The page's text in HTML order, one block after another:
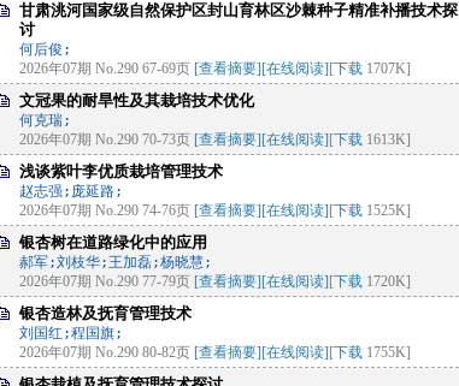
甘肃洮河国家级自然保护区封山育林区沙棘种子精准补播技术探
讨
何后俊;
2026年07期 No.290 67-69页 [查看摘要][在线阅读] [下载 1707K]
文冠果的耐旱性及其栽培技术优化
何克瑞;
2026年07期 No.290 70-73页 [查看摘要][在线阅读] [下载 1613K]
浅谈紫叶李优质栽培管理技术
赵志强;庞延路;
2026年07期 No.290 74-76页 [查看摘要][在线阅读] [下载 1525K]
银杏树在道路绿化中的应用
郝军;刘枝华;王加磊;杨晓慧;
2026年07期 No.290 77-79页 [查看摘要][在线阅读] [下载 1720K]
银杏造林及抚育管理技术
刘国红;程国旗;
2026年07期 No.290 80-82页 [查看摘要][在线阅读] [下载 1755K]